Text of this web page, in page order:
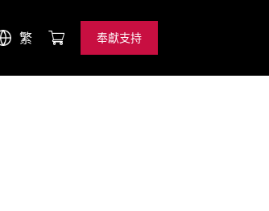
繁
奉獻支持
奉獻支持